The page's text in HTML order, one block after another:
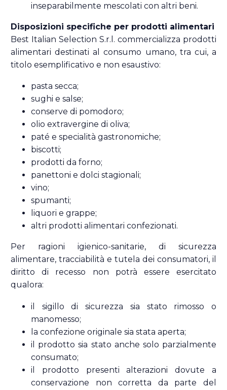
inseparabilmente mescolati con altri beni.
Disposizioni specifiche per prodotti alimentari
Best Italian Selection S.r.l. commercializza prodotti
alimentari destinati al consumo umano, tra cui, a
titolo esemplificativo e non esaustivo:
pasta secca;
sughi e salse;
conserve di pomodoro;
olio extravergine di oliva;
paté e specialità gastronomiche;
biscotti;
prodotti da forno;
panettoni e dolci stagionali;
vino;
spumanti;
liquori e grappe;
altri prodotti alimentari confezionati.
Per ragioni igienico-sanitarie, di sicurezza
alimentare, tracciabilità e tutela dei consumatori, il
diritto di recesso non potrà essere esercitato
qualora:
il sigillo di sicurezza sia stato rimosso o
manomesso;
la confezione originale sia stata aperta;
il prodotto sia stato anche solo parzialmente
consumato;
il prodotto presenti alterazioni dovute a
conservazione non corretta da parte del